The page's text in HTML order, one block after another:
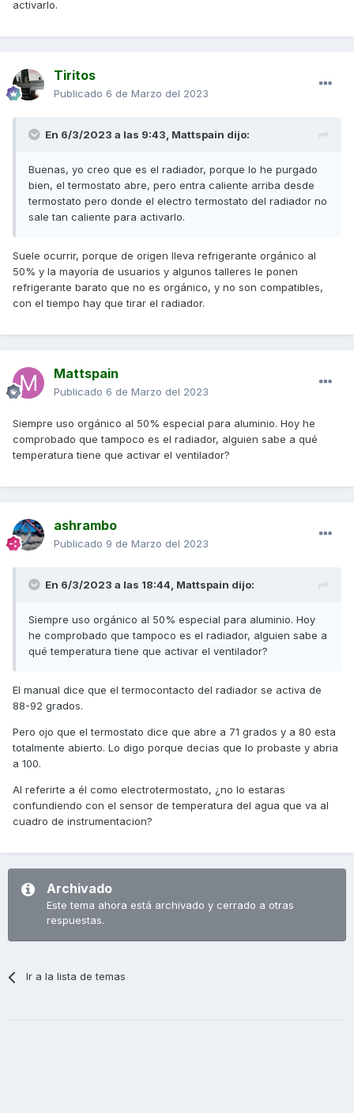
activarlo.
Tiritos
Publicado 6 de Marzo del 2023
En 6/3/2023 a las 9:43, Mattspain dijo:
Buenas, yo creo que es el radiador, porque lo he purgado
bien, el termostato abre, pero entra caliente arriba desde
termostato pero donde el electro termostato del radiador no
sale tan caliente para activarlo.
Suele ocurrir, porque de origen lleva refrigerante orgánico al
50% y la mayoría de usuarios y algunos talleres le ponen
refrigerante barato que no es orgánico, y no son compatibles,
con el tiempo hay que tirar el radiador.
Mattspain
Publicado 6 de Marzo del 2023
Siempre uso orgánico al 50% especial para aluminio. Hoy he
comprobado que tampoco es el radiador, alguien sabe a qué
temperatura tiene que activar el ventilador?
ashrambo
Publicado 9 de Marzo del 2023
En 6/3/2023 a las 18:44, Mattspain dijo:
Siempre uso orgánico al 50% especial para aluminio. Hoy
he comprobado que tampoco es el radiador, alguien sabe a
qué temperatura tiene que activar el ventilador?
El manual dice que el termocontacto del radiador se activa de
88-92 grados.
Pero ojo que el termostato dice que abre a 71 grados y a 80 esta
totalmente abierto. Lo digo porque decias que lo probaste y abria
a 100.
Al referirte a él como electrotermostato, ¿no lo estaras
confundiendo con el sensor de temperatura del agua que va al
cuadro de instrumentacion?
Archivado
Este tema ahora está archivado y cerrado a otras
respuestas.
Ir a la lista de temas